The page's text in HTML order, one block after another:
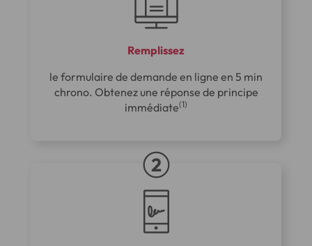
Remplissez
le formulaire de demande en ligne en 5 min
chrono. Obtenez une réponse de principe
immédiate(1)